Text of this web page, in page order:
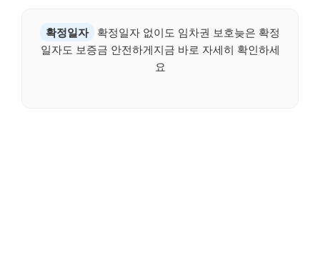
확정일자
확정일자 없이도 임차권 보호늦은 확정
일자도 보증금 안전하게지금 바로 자세히 확인하세
요